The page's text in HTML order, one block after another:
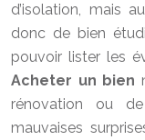
d’isolation, mais
donc de bien
pouvoir lister les
Acheter un bien
rénovation ou
mauvaises